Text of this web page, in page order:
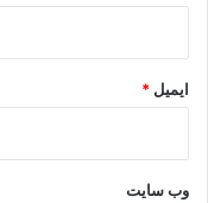
ایمیل *
وب‌ سایت